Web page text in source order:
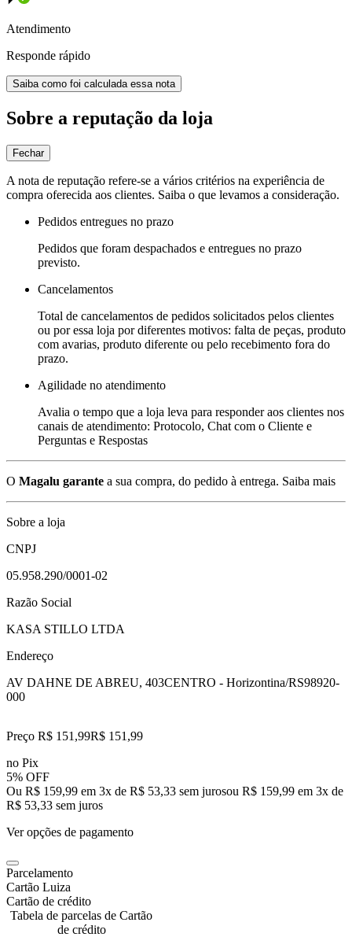
Atendimento
Responde rápido
Saiba como foi calculada essa nota
Sobre a reputação da loja
Fechar
A nota de reputação refere-se a vários critérios na experiência de
compra oferecida aos clientes. Saiba o que levamos a consideração.
Pedidos entregues no prazo
Pedidos que foram despachados e entregues no prazo
previsto.
Cancelamentos
Total de cancelamentos de pedidos solicitados pelos clientes
ou por essa loja por diferentes motivos: falta de peças, produto
com avarias, produto diferente ou pelo recebimento fora do
prazo.
Agilidade no atendimento
Avalia o tempo que a loja leva para responder aos clientes nos
canais de atendimento: Protocolo, Chat com o Cliente e
Perguntas e Respostas
O Magalu garante a sua compra, do pedido à entrega. Saiba mais
Sobre a loja
CNPJ
05.958.290/0001-02
Razão Social
KASA STILLO LTDA
Endereço
AV DAHNE DE ABREU, 403CENTRO - Horizontina/RS98920-
000
Preço R$ 151,99R$ 151 ,99
no Pix
5% OFF
Ou R$ 159,99 em 3x de R$ 53,33 sem jurosou R$ 159,99 em 3x de
R$ 53,33 sem juros
Ver opções de pagamento
Parcelamento
Cartão Luiza
Cartão de crédito
Tabela de parcelas de Cartão
de crédito